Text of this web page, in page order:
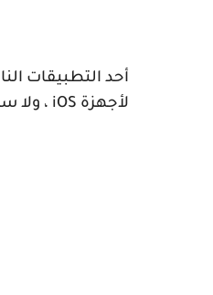
أحد التطبيقات
لأجهزة iOS ، ولا